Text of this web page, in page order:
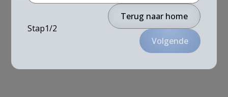
Stap1/2
Terug naar home
Volgende